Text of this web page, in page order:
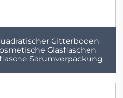
Gitterboden
Glasflaschen
Serumverpackung